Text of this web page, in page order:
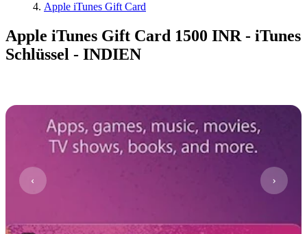
Apple iTunes Gift Card
Apple iTunes Gift Card 1500 INR - iTunes
Schlüssel - INDIEN